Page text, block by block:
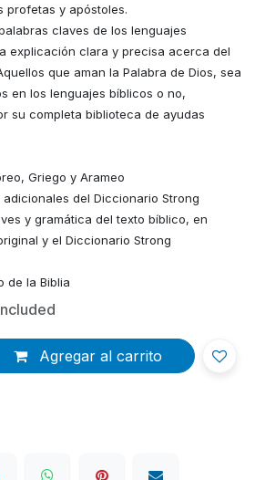
profetas y apóstoles.
claves de los lenguajes
explicación clara y precisa acerca del
que aman la Palabra de Dios, sea
en los lenguajes bíblicos o no,
su completa biblioteca de ayudas
Griego y Arameo
del Diccionario Strong
y gramática del texto bíblico, en
y el Diccionario Strong
de la Biblia
Agregar al carrito